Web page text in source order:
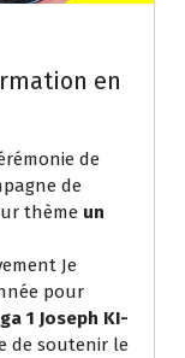
en
de
de
thème un
Je
pour
1 Joseph KI-
de soutenir le